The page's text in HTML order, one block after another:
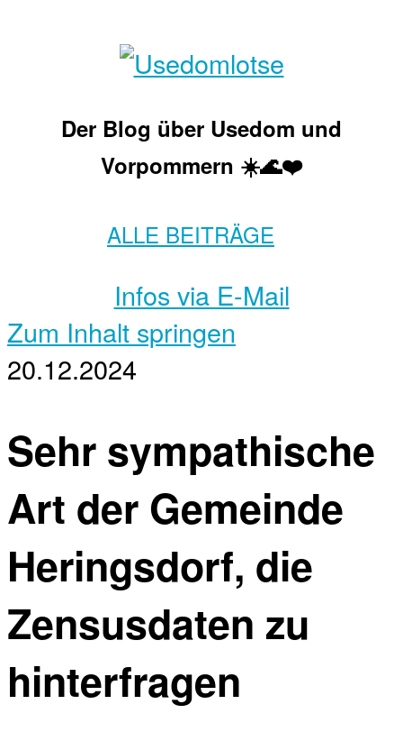
Der Blog über Usedom und
Vorpommern ☀️🌊❤️
ALLE BEITRÄGE
Infos via E-Mail
Zum Inhalt springen
20.12.2024
Sehr sympathische
Art der Gemeinde
Heringsdorf, die
Zensusdaten zu
hinterfragen